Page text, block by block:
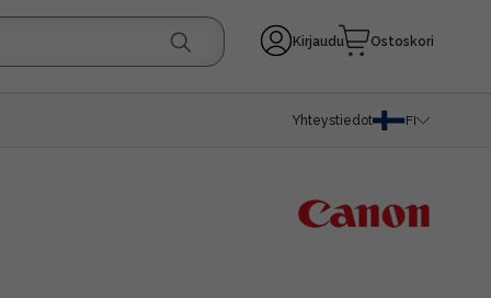
Kirjaudu Ostoskori
Yhteystiedot FI